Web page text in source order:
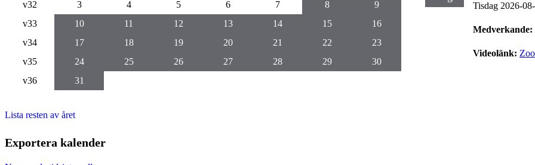
Tisdag 2026-
Medverkande:
Videolänk:
v32
3 4 5 6 7 8
9
v33
10 11 12 13 14 15
16
v34
17 18 19 20 21 22
23
v35
24 25 26 27 28 29
30
v36
31
Lista resten av året
Exportera kalender